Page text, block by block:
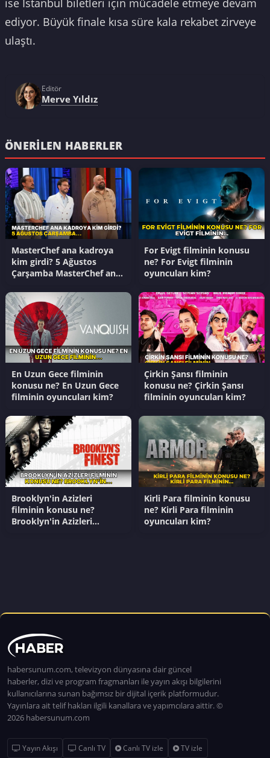
ediyor. Büyük finale kısa süre kala rekabet zirveye
ulaştı.
Editör
Merve Yıldız
ÖNERILEN HABERLER
MasterChef ana kadroya
kim girdi? 5 Ağustos
Çarşamba MasterChef ana
yarışmacı kim oldu?
For Evigt filminin konusu
ne? For Evigt filminin
oyuncuları kim?
En Uzun Gece filminin
konusu ne? En Uzun Gece
filminin oyuncuları kim?
Çirkin Şansı filminin
konusu ne? Çirkin Şansı
filminin oyuncuları kim?
Brooklyn'in Azizleri
filminin konusu ne?
Brooklyn'in Azizleri
Kirli Para filminin konusu
ne? Kirli Para filminin
oyuncuları kim?
habersunum.com, televizyon dünyasına dair güncel
haberler, dizi ve program fragmanları ile yayın akışı bilgilerini
kullanıcılarına sunan bağımsız bir dijital içerik platformudur.
Yayınlara ait telif hakları ilgili kanallara ve yapımcılara aittir. ©
2026 habersunum.com
Yayın Akışı Canlı TV Canlı TV izle TV izle